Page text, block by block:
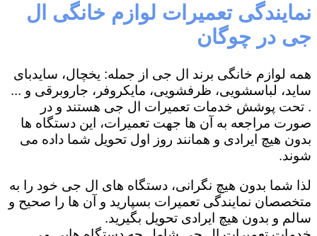
نمایندگی تعمیرات لوازم خانگی ال
جی در چوگان
همه لوازم خانگی برند ال جی از جمله: یخچال، سایدبای
ساید، لباسشویی، ظرفشویی، مایکروفر، جاروبرقی و ...
. تحت پوشش خدمات تعمیرات ال جی هستند و در
صورت مراجعه به آن ها جهت تعمیرات، این دستگاه ها
بدون هیچ ایرادی و همانند روز اول تحویل شما داده می
شوند.
لذا شما بدون هیچ نگرانی، دستگاه های ال جی خود را به
متخصصان نمایندگی تعمیرات بسپارید و آن ها را صحیح و
سالم و بدون هیچ ایرادی تحویل بگیرید.